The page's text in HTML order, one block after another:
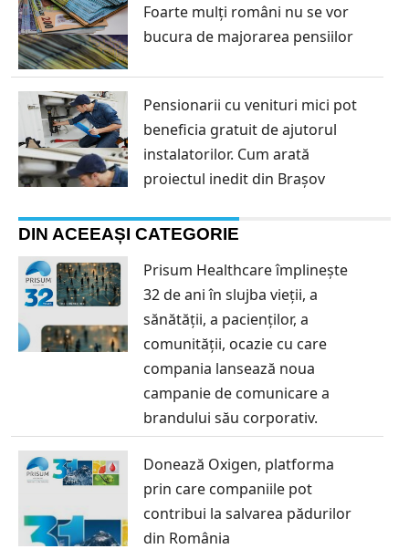
Foarte mulți români nu se vor
bucura de majorarea pensiilor
Pensionarii cu venituri mici pot
beneficia gratuit de ajutorul
instalatorilor. Cum arată
proiectul inedit din Brașov
DIN ACEEAȘI CATEGORIE
Prisum Healthcare împlinește
32 de ani în slujba vieții, a
sănătății, a pacienților, a
comunității, ocazie cu care
compania lansează noua
campanie de comunicare a
brandului său corporativ.
Donează Oxigen, platforma
prin care companiile pot
contribui la salvarea pădurilor
din România